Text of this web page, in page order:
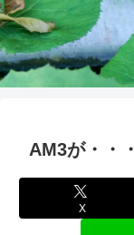
AM3が・・・
X